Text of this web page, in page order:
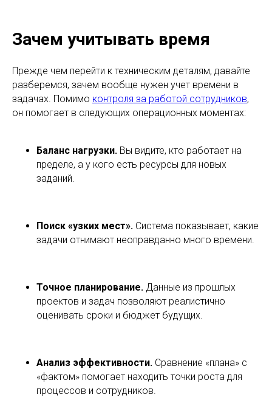
Зачем учитывать время
Прежде чем перейти к техническим деталям, давайте
разберемся, зачем вообще нужен учет времени в
задачах. Помимо контроля за работой сотрудников,
он помогает в следующих операционных моментах:
Баланс нагрузки. Вы видите, кто работает на
пределе, а у кого есть ресурсы для новых
заданий.
Поиск «узких мест». Система показывает, какие
задачи отнимают неоправданно много времени.
Точное планирование. Данные из прошлых
проектов и задач позволяют реалистично
оценивать сроки и бюджет будущих.
Анализ эффективности. Сравнение «плана» с
«фактом» помогает находить точки роста для
процессов и сотрудников.